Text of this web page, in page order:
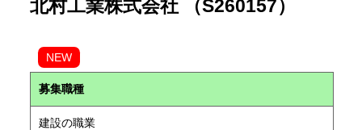
北村工業株式会社 （S260157）
NEW
募集職種
建設の職業